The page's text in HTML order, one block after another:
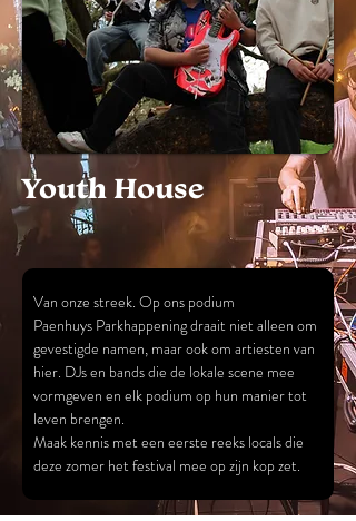
Youth House
Van onze streek. Op ons podium
Paenhuys Parkhappening draait niet alleen om
gevestigde namen, maar ook om artiesten van
hier. DJs en bands die de lokale scene mee
vormgeven en elk podium op hun manier tot
leven brengen.
Maak kennis met een eerste reeks locals die
deze zomer het festival mee op zijn kop zet.